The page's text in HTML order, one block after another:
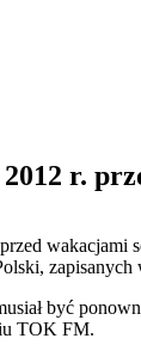
r.
wakacjami
być
TOK FM.